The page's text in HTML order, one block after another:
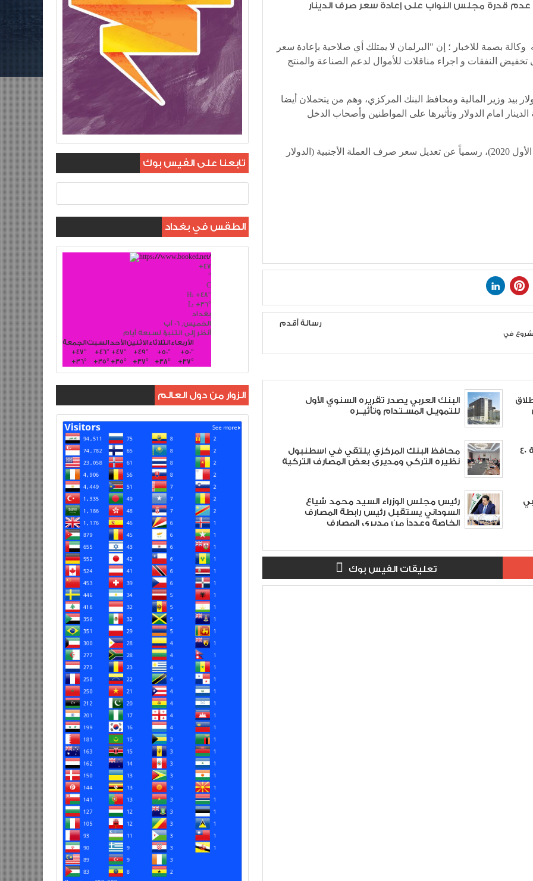
بصمة للاخبار ؛ إن "البرلمان لا يمتلك أي صلاحية بإعادة سعر
النفقات و اجراء مناقلات للأموال لدعم الصناعة والمنتج
وزير المالية ومحافظ البنك المركزي، وهم من يتحملان أيضا
امام الدولار وتأثيرها على المواطنين وأصحاب الدخل
وأعلن البنك المركزي العراقي، يوم السبت (19 كانون الأول 2020)، رسمياً عن تعديل سعر صرف العملة الأجنبية (الدولار
في
رسالة أقدم
البنك العربي يصدر تقريره السنوي الأول
للتمويـل المسـتدام وتأثيــره
40 مليار دولار صادرات تركيا إلى الدول العربية
محافظ البنك المركزي يلتقي في اسطنبول
نظيره التركي ومديري بعض المصارف التركية
رئيس مجلس الوزراء السيد محمد شياع
السوداني يستقبل رئيس رابطة المصارف
الخاصة وعدداً من مديري المصارف
تعليقات الفيس بوك
تابعنا على الفيس بوك
الطقس في بغداد
+47
°
C
H: +48°
L: +36°
بغداد
الخميس, 06 آب
أنظر إلى التنبؤ لسبعة أيام
الجمعةالسبتالأحدالاثنينالثلاثاءالأربعاء
+47° +46° +47° +49° +50° +50°
+36° +35°+35° +37° +38° +37°
الزوار من دول العالم